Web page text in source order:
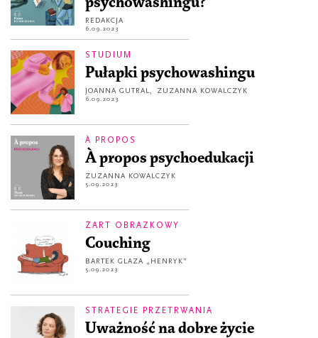
REDAKCJA
6.09.2023
STUDIUM
Pułapki psychowashingu
JOANNA GUTRAL, ZUZANNA KOWALCZYK
6.09.2023
À PROPOS
À propos psychoedukacji
ZUZANNA KOWALCZYK
5.09.2023
ŻART OBRAZKOWY
Couching
BARTEK GLAZA „HENRYK”
5.09.2023
STRATEGIE PRZETRWANIA
Uważność na dobre życie